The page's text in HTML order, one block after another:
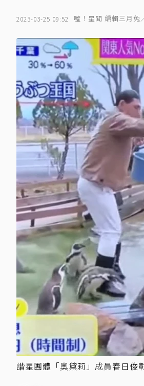
2023-03-25 09:52 噓！星聞 編輯三月兔
諧星團體「奧黛莉」成員春日俊